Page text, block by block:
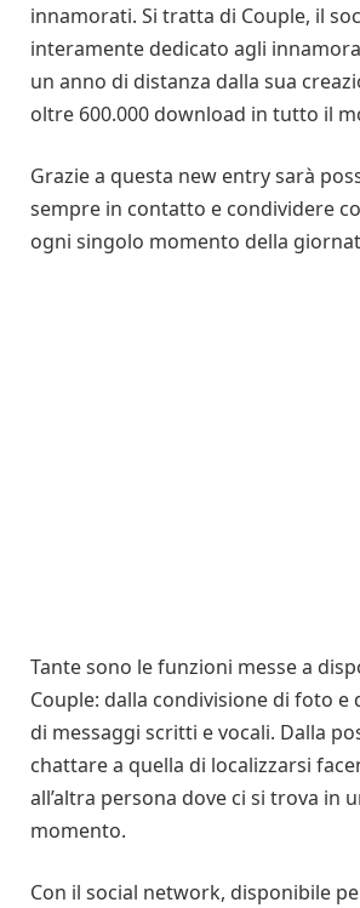
innamorati. Si tratta di Couple, il
interamente dedicato agli
un anno di distanza dalla sua
oltre 600.000 download in tutto il
Grazie a questa new entry sarà
sempre in contatto e condividere
ogni singolo momento della
Tante sono le funzioni messe a
Couple: dalla condivisione di foto e
di messaggi scritti e vocali. Dalla
chattare a quella di localizzarsi
all’altra persona dove ci si trova in
momento.
Con il social network, disponibile